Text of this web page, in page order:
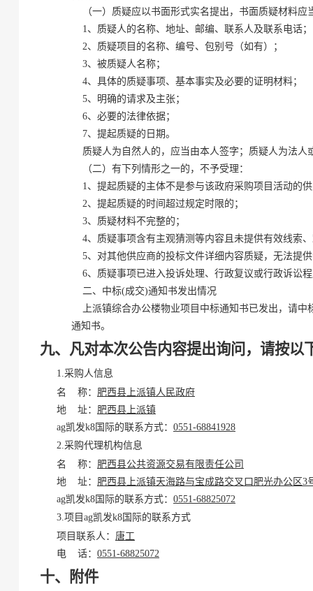
（一）质疑应以书面形式实名提出，书面质疑材料应
1、质疑人的名称、地址、邮编、联系人及联系电话；
2、质疑项目的名称、编号、包别号（如有）；
3、被质疑人名称；
4、具体的质疑事项、基本事实及必要的证明材料；
5、明确的请求及主张；
6、必要的法律依据；
7、提起质疑的日期。
质疑人为自然人的，应当由本人签字；质疑人为法人
（二）有下列情形之一的，不予受理：
1、提起质疑的主体不是参与该政府采购项目活动的
2、提起质疑的时间超过规定时限的；
3、质疑材料不完整的；
4、质疑事项含有主观猜测等内容且未提供有效线索
5、对其他供应商的投标文件详细内容质疑，无法提
6、质疑事项已进入投诉处理、行政复议或行政诉讼
二、中标(成交)通知书发出情况
上派镇综合办公楼物业项目中标通知书已发出，请中
通知书。
九、凡对本次公告内容提出询问，请按以
1.采购人信息
名 称： 肥西县上派镇人民政府
地 址： 肥西县上派镇
ag凯发k8国际的联系方式： 0551-68841928
2.采购代理机构信息
名 称： 肥西县公共资源交易有限责任公司
地 址： 肥西县上派镇天海路与宝成路交叉口肥光办公区3
ag凯发k8国际的联系方式： 0551-68825072
3.项目ag凯发k8国际的联系方式
项目联系人： 唐工
电 话： 0551-68825072
十、附件